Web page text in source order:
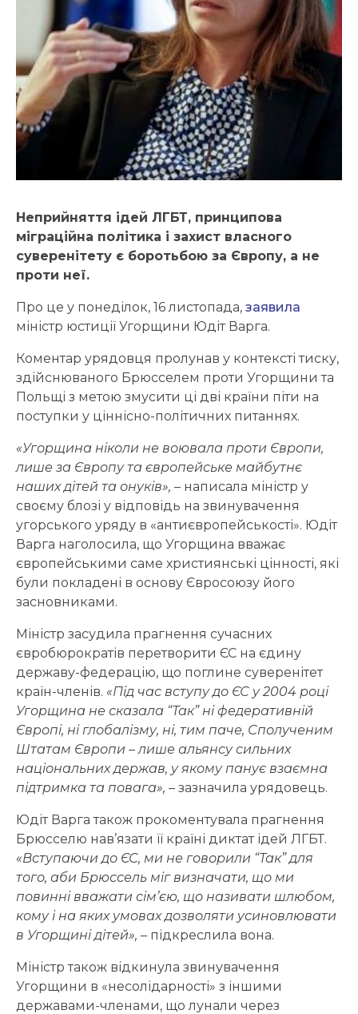
Неприйняття ідей ЛГБТ, принципова
міграційна політика і захист власного
суверенітету є боротьбою за Європу, а не
проти неї.
Про це у понеділок, 16 листопада, заявила
міністр юстиції Угорщини Юдіт Варга.
Коментар урядовця пролунав у контексті тиску,
здійснюваного Брюсселем проти Угорщини та
Польщі з метою змусити ці дві країни піти на
поступки у ціннісно-політичних питаннях.
«Угорщина ніколи не воювала проти Європи,
лише за Європу та європейське майбутнє
наших дітей та онуків», – написала міністр у
своєму блозі у відповідь на звинувачення
угорського уряду в «антиєвропейськості». Юдіт
Варга наголосила, що Угорщина вважає
європейськими саме християнські цінності, які
були покладені в основу Євросоюзу його
засновниками.
Міністр засудила прагнення сучасних
євробюрократів перетворити ЄС на єдину
державу-федерацію, що поглине суверенітет
країн-членів. «Під час вступу до ЄС у 2004 році
Угорщина не сказала “Так” ні федеративній
Європі, ні глобалізму, ні, тим паче, Сполученим
Штатам Європи – лише альянсу сильних
національних держав, у якому панує взаємна
підтримка та повага», – зазначила урядовець.
Юдіт Варга також прокоментувала прагнення
Брюсселю нав’язати її країні диктат ідей ЛГБТ.
«Вступаючи до ЄС, ми не говорили “Так” для
того, аби Брюссель міг визначати, що ми
повинні вважати сім’єю, що називати шлюбом,
кому і на яких умовах дозволяти усиновлювати
в Угорщині дітей», – підкреслила вона.
Міністр також відкинула звинувачення
Угорщини в «несолідарності» з іншими
державами-членами, що лунали через